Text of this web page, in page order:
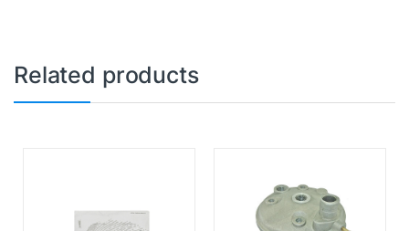
Related products